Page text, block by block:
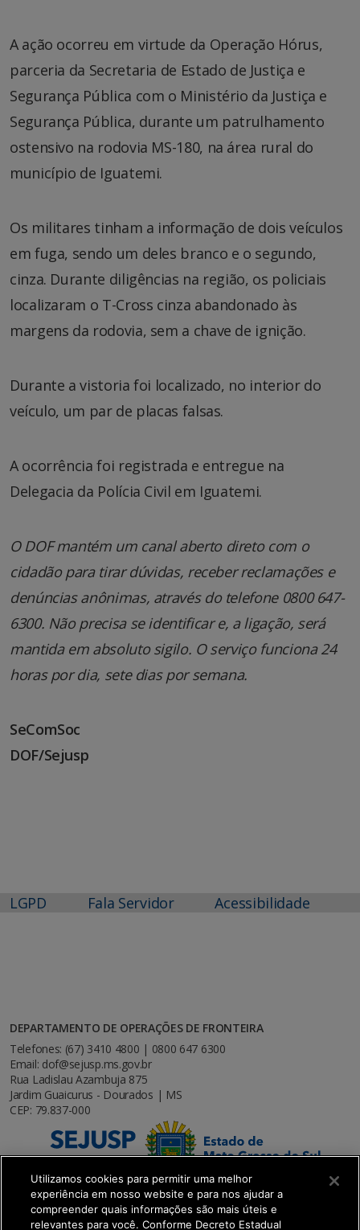
A ação ocorreu em virtude da Operação Hórus,
parceria da Secretaria de Estado de Justiça e
Segurança Pública com o Ministério da Justiça e
Segurança Pública, durante um patrulhamento
ostensivo na rodovia MS-180, na área rural do
município de Iguatemi.
Os militares tinham a informação de dois veículos
em fuga, sendo um deles branco e o segundo,
cinza. Durante diligências na região, os policiais
localizaram o T-Cross cinza abandonado às
margens da rodovia, sem a chave de ignição.
Durante a vistoria foi localizado, no interior do
veículo, um par de placas falsas.
A ocorrência foi registrada e entregue na
Delegacia da Polícia Civil em Iguatemi.
O DOF mantém um canal aberto direto com o
cidadão para tirar dúvidas, receber reclamações e
denúncias anônimas, através do telefone 0800 647-
6300. Não precisa se identificar e, a ligação, será
mantida em absoluto sigilo. O serviço funciona 24
horas por dia, sete dias por semana.
SeComSoc
DOF/Sejusp
LGPD Fala Servidor Acessibilidade
DEPARTAMENTO DE OPERAÇÕES DE FRONTEIRA
Telefones: (67) 3410 4800 | 0800 647 6300
Email: dof@sejusp.ms.gov.br
Rua Ladislau Azambuja 875
Jardim Guaicurus - Dourados | MS
CEP: 79.837-000
Utilizamos cookies para permitir uma melhor
experiência em nosso website e para nos ajudar a
compreender quais informações são mais úteis e
relevantes para você. Conforme Decreto Estadual